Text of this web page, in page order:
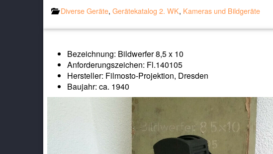
Diverse Geräte, Gerätekatalog 2. WK, Kameras und Bildgeräte
Bezeichnung: Bildwerfer 8,5 x 10
Anforderungszeichen: Fl.140105
Hersteller: Filmosto-Projektion, Dresden
Baujahr: ca. 1940